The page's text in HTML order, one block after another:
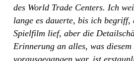
des World Trade Centers. Ich
lange es dauerte, bis ich begriff,
Spielfilm lief, aber die
Erinnerung an alles, was diesem
vorausgegangen war, ist